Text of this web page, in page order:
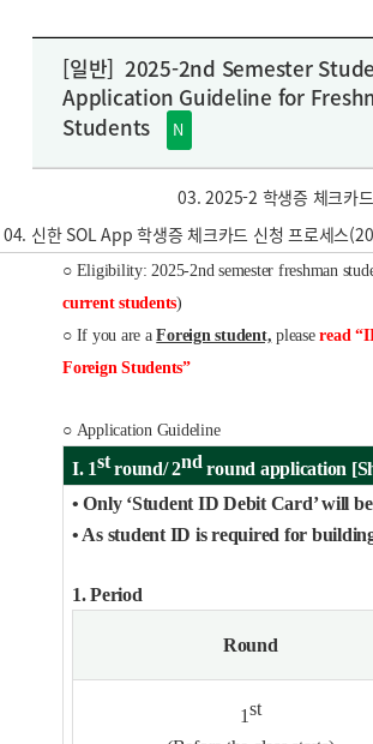
[일반] 2025-2nd Semester
Application Guideline for
Students
N
03. 2025-2 학생증 체크카
04. 신한 SOL App 학생증 체크카드 신청 프로세스
○ Eligibility: 2025-2nd semester freshman
current students)
○ If you are aForeign student, pleaseread
Foreign Students”
○ Application Guideline
I. 1st round/ 2nd round application
• Only ‘Student ID Debit Card’ will
• As student ID is required for
1. Period
Round
1st